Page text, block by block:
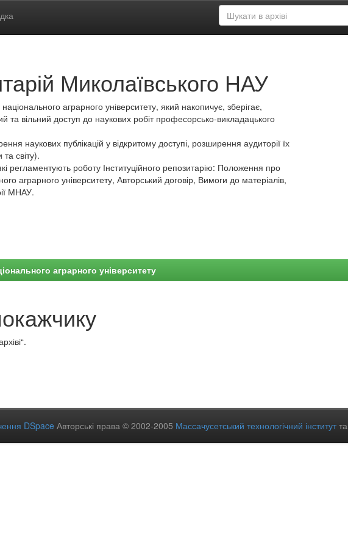
Миколаївського НАУ
аграрного університету, який накопичує, зберігає,
та вільний доступ до наукових робіт професорсько-викладацького
наукових публікацій у відкритому доступі, розширення аудиторії їх
та світу).
регламентують роботу Інституційного репозитарію: Положення про
аграрного університету, Авторський договір, Вимоги до матеріалів,
МНАУ.
аграрного університету
DSpace Авторські права © 2002-2005 Массачусетський технологічний інститутта